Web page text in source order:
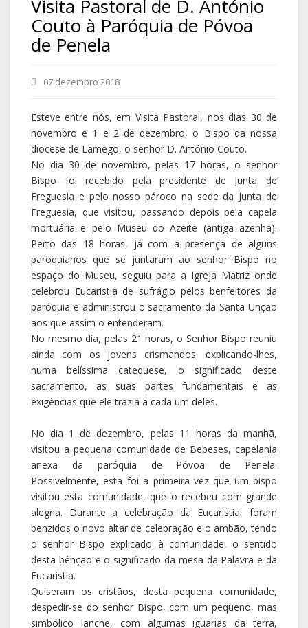
Visita Pastoral de D. António
Couto à Paróquia de Póvoa
de Penela
07 dezembro 2018
Esteve entre nós, em Visita Pastoral, nos dias 30 de
novembro e 1 e 2 de dezembro, o Bispo da nossa
diocese de Lamego, o senhor D. António Couto.
No dia 30 de novembro, pelas 17 horas, o senhor
Bispo foi recebido pela presidente de Junta de
Freguesia e pelo nosso pároco na sede da Junta de
Freguesia, que visitou, passando depois pela capela
mortuária e pelo Museu do Azeite (antiga azenha).
Perto das 18 horas, já com a presença de alguns
paroquianos que se juntaram ao senhor Bispo no
espaço do Museu, seguiu para a Igreja Matriz onde
celebrou Eucaristia de sufrágio pelos benfeitores da
paróquia e administrou o sacramento da Santa Unção
aos que assim o entenderam.
No mesmo dia, pelas 21 horas, o Senhor Bispo reuniu
ainda com os jovens crismandos, explicando-lhes,
numa belíssima catequese, o significado deste
sacramento, as suas partes fundamentais e as
exigências que ele trazia a cada um deles.
No dia 1 de dezembro, pelas 11 horas da manhã,
visitou a pequena comunidade de Bebeses, capelania
anexa da paróquia de Póvoa de Penela.
Possivelmente, esta foi a primeira vez que um bispo
visitou esta comunidade, que o recebeu com grande
alegria. Durante a celebração da Eucaristia, foram
benzidos o novo altar de celebração e o ambão, tendo
o senhor Bispo explicado à comunidade, o sentido
desta bênção e o significado da mesa da Palavra e da
Eucaristia.
Quiseram os cristãos, desta pequena comunidade,
despedir-se do senhor Bispo, com um pequeno, mas
simbólico lanche, com algumas iguarias da terra,